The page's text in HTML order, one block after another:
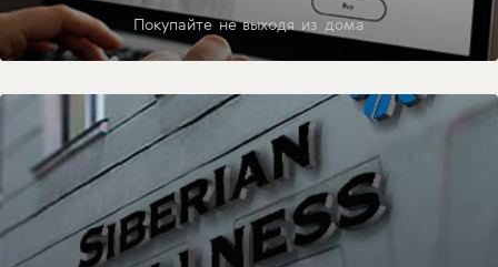
Покупайте не выходя из дома